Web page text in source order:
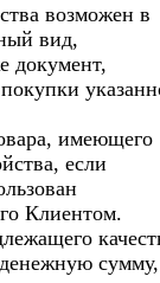
возможен в
вид,
документ,
имеющего
если
Клиентом.
сумму,